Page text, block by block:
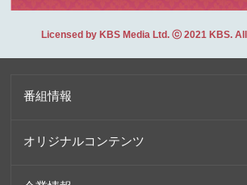
Licensed by KBS Media Ltd. ⓒ 2021 KBS.
番組情報
オリジナルコンテンツ